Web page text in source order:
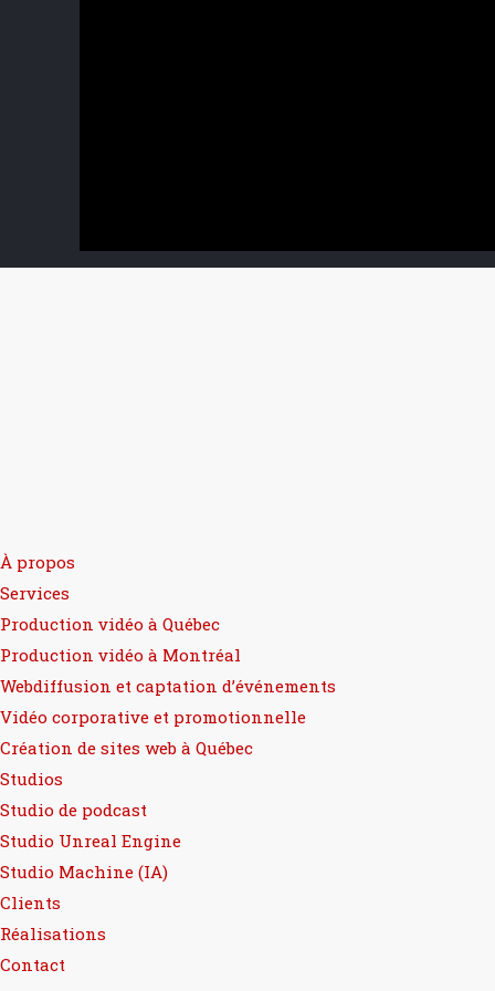
À propos
Services
Production vidéo à Québec
Production vidéo à Montréal
Webdiffusion et captation d’événements
Vidéo corporative et promotionnelle
Création de sites web à Québec
Studios
Studio de podcast
Studio Unreal Engine
Studio Machine (IA)
Clients
Réalisations
Contact